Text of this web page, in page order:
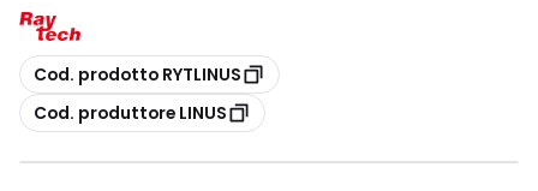
copia
Cod. prodotto RYTLINUS
copia
Cod. produttore LINUS